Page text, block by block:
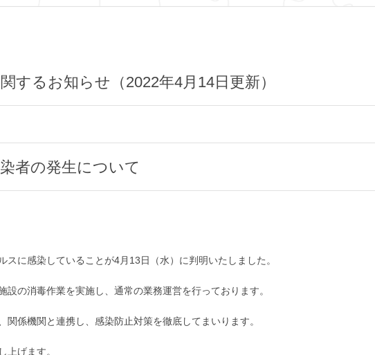
するお知らせ（2022年4月14日更新）
者の発生について
スに感染していることが4月13日（水）に判明いたしました。
の消毒作業を実施し、通常の業務運営を行っております。
係機関と連携し、感染防止対策を徹底してまいります。
上げます。